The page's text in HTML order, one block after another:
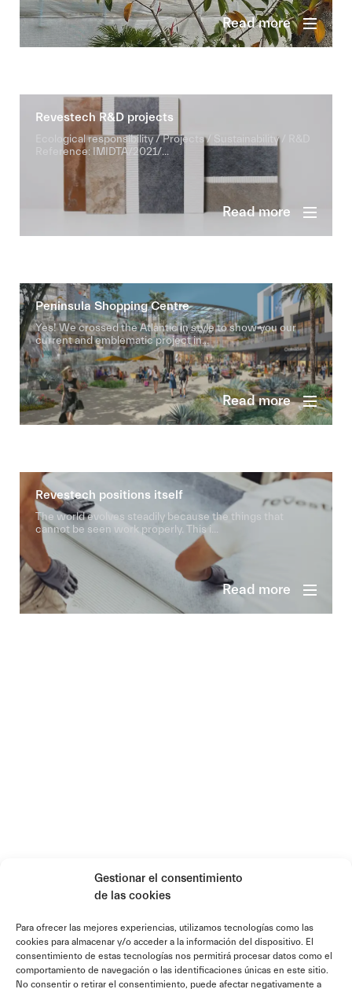
Gestionar el consentimiento
de las cookies
Para ofrecer las mejores experiencias, utilizamos tecnologías como las
cookies para almacenar y/o acceder a la información del dispositivo. El
consentimiento de estas tecnologías nos permitirá procesar datos como el
comportamiento de navegación o las identificaciones únicas en este sitio.
No consentir o retirar el consentimiento, puede afectar negativamente a
Read more
Revestech R&D projects
Ecological responsibility / Projects / Sustainability / R&D
Reference: IMIDTA/2021/...
Read more
Peninsula Shopping Centre
Yes! We crossed the Atlantic in style to show you our
current and emblematic project in...
Read more
Revestech positions itself
The world evolves steadily because the things that
cannot be seen work properly. This i...
Read more